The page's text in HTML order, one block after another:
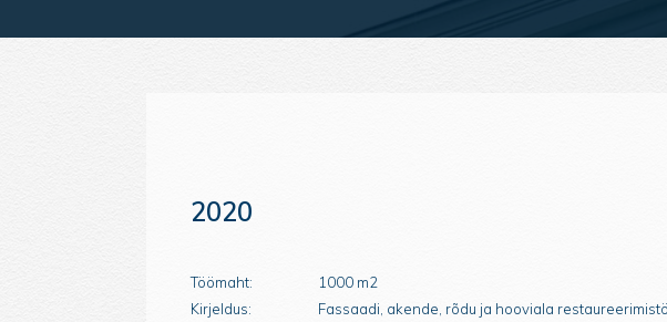
2020
Töömaht:
1000 m2
Kirjeldus:
Fassaadi, akende, rõdu ja hooviala